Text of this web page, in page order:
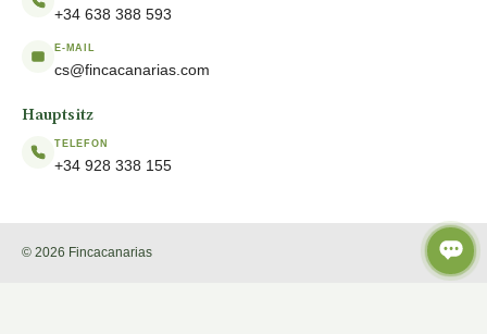
+34 638 388 593
E-MAIL
cs@fincacanarias.com
Hauptsitz
TELEFON
+34 928 338 155
© 2026 Fincacanarias